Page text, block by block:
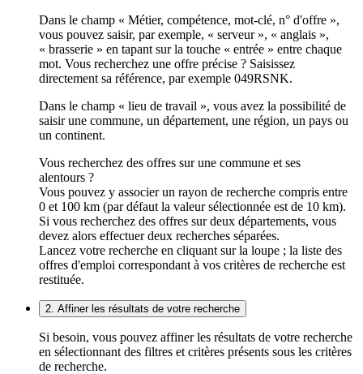
Dans le champ « Métier, compétence, mot-clé, n° d'offre »,
vous pouvez saisir, par exemple, « serveur », « anglais »,
« brasserie » en tapant sur la touche « entrée » entre chaque
mot. Vous recherchez une offre précise ? Saisissez
directement sa référence, par exemple 049RSNK.
Dans le champ « lieu de travail », vous avez la possibilité de
saisir une commune, un département, une région, un pays ou
un continent.
Vous recherchez des offres sur une commune et ses
alentours ?
Vous pouvez y associer un rayon de recherche compris entre
0 et 100 km (par défaut la valeur sélectionnée est de 10 km).
Si vous recherchez des offres sur deux départements, vous
devez alors effectuer deux recherches séparées.
Lancez votre recherche en cliquant sur la loupe ; la liste des
offres d'emploi correspondant à vos critères de recherche est
restituée.
2. Affiner les résultats de votre recherche
Si besoin, vous pouvez affiner les résultats de votre recherche
en sélectionnant des filtres et critères présents sous les critères
de recherche.